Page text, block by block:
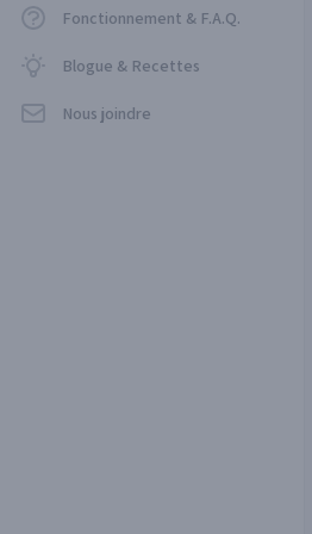
Fonctionnement & F.A.Q.
Blogue & Recettes
Nous joindre